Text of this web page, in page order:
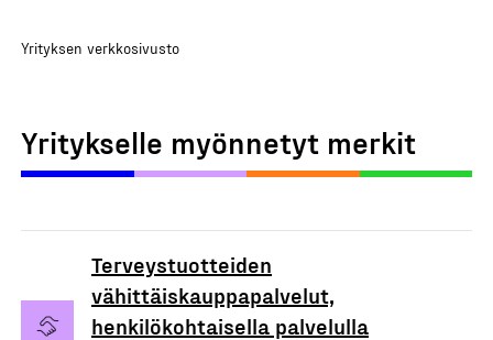
Yrityksen verkkosivusto
Yritykselle myönnetyt merkit
Terveystuotteiden
vähittäiskauppapalvelut,
henkilökohtaisella palvelulla